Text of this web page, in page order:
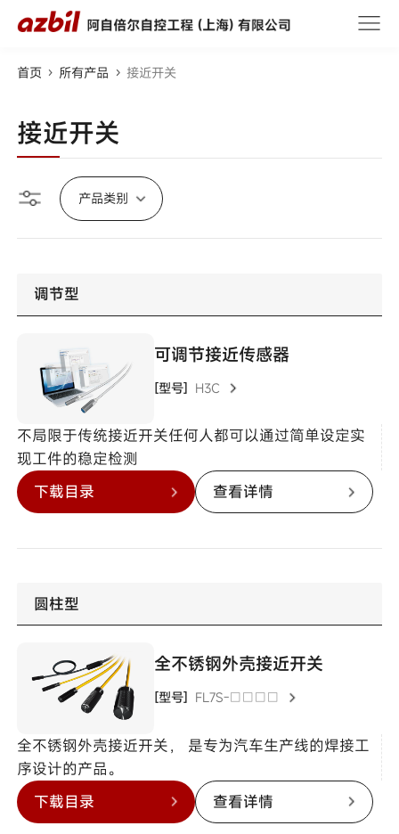
首页 所有产品 接近开关
接近开关
产品类别
调节型
可调节接近传感器
[型号] H3C
不局限于传统接近开关任何人都可以通过简单设定实
现工件的稳定检测
下载目录
查看详情
圆柱型
全不锈钢外壳接近开关
[型号] FL7S-□□□□
全不锈钢外壳接近开关， 是专为汽车生产线的焊接工
序设计的产品。
下载目录
查看详情